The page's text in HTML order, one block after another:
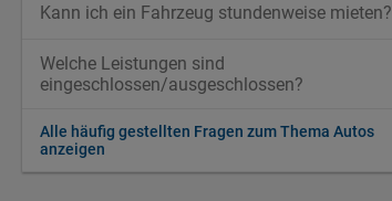
Kann ich ein Fahrzeug stundenweise mieten?
Welche Leistungen sind
eingeschlossen/ausgeschlossen?
Alle häufig gestellten Fragen zum Thema Autos
anzeigen